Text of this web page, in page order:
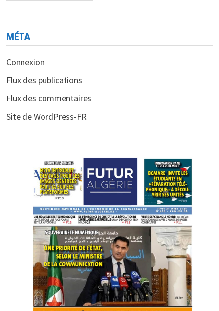
MÉTA
Connexion
Flux des publications
Flux des commentaires
Site de WordPress-FR